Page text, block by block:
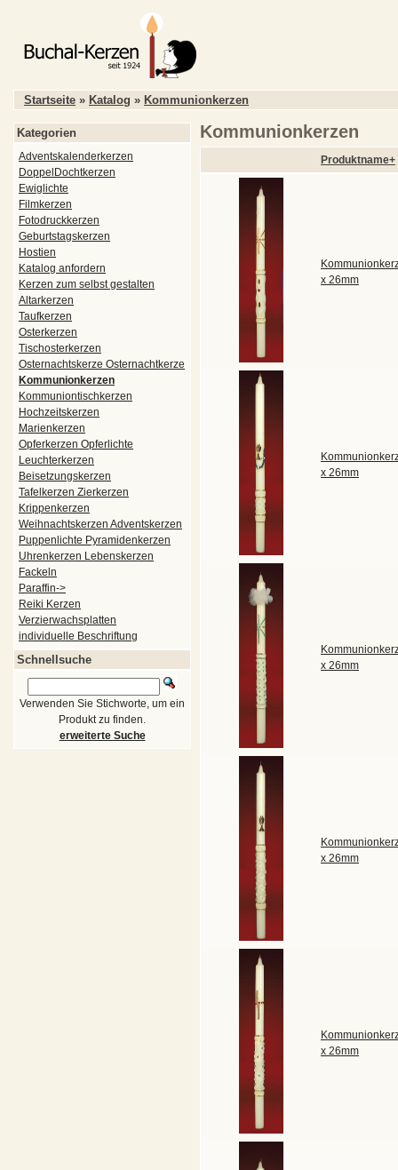
Startseite » Katalog » Kommunionkerzen
Kommunionkerzen
Produktname+
x 26mm
x 26mm
x 26mm
x 26mm
x 26mm
Kategorien
Adventskalenderkerzen
DoppelDochtkerzen
Ewiglichte
Filmkerzen
Fotodruckkerzen
Geburtstagskerzen
Hostien
Katalog anfordern
Kerzen zum selbst gestalten
Altarkerzen
Taufkerzen
Osterkerzen
Tischosterkerzen
Osternachtskerze Osternachtkerze
Kommunionkerzen
Kommuniontischkerzen
Hochzeitskerzen
Marienkerzen
Opferkerzen Opferlichte
Leuchterkerzen
Beisetzungskerzen
Tafelkerzen Zierkerzen
Krippenkerzen
Weihnachtskerzen Adventskerzen
Puppenlichte Pyramidenkerzen
Uhrenkerzen Lebenskerzen
Fackeln
Paraffin->
Reiki Kerzen
Verzierwachsplatten
individuelle Beschriftung
Schnellsuche
Verwenden Sie Stichworte, um ein
Produkt zu finden.
erweiterte Suche